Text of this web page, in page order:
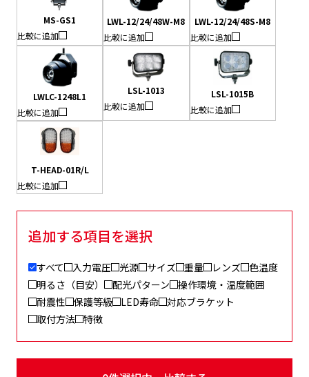
MS-GS1
比較に追加
LWL-12/24/48W-M8
比較に追加
LWL-12/24/48S-M8
比較に追加
LWLC-1248L1
比較に追加
LSL-1013
比較に追加
LSL-1015B
比較に追加
T-HEAD-01R/L
比較に追加
追加する項目を選択
すべて 入力電圧 光源 サイズ 重量 レンズ
色温度
明るさ（目安）
配光パターン
操作環境・温度範囲
耐震性
保護等級 LED寿命 対応ブラケット
取付方法
特徴